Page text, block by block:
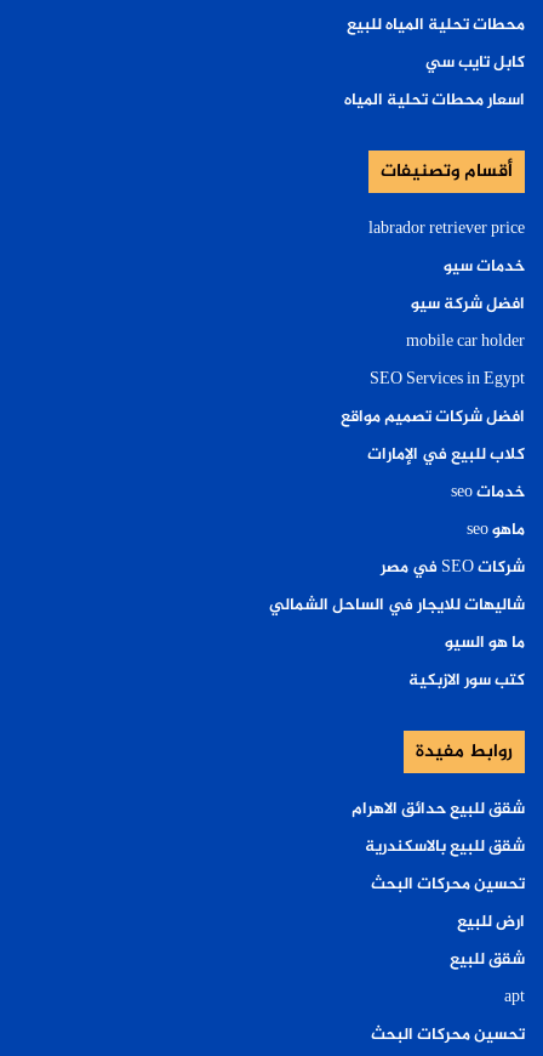
محطات تحلية المياه للبيع
كابل تايب سي
اسعار محطات تحلية المياه
أقسام وتصنيفات
labrador retriever price
خدمات سيو
افضل شركة سيو
mobile car holder
SEO Services in Egypt
افضل شركات تصميم مواقع
كلاب للبيع في الإمارات
خدمات seo
ماهو seo
شركات SEO في مصر
شاليهات للايجار في الساحل الشمالي
ما هو السيو
كتب سور الازبكية
روابط مفيدة
شقق للبيع حدائق الاهرام
شقق للبيع بالاسكندرية
تحسين محركات البحث
ارض للبيع
شقق للبيع
apt
تحسين محركات البحث